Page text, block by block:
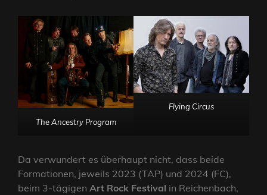
The Ancestry Program
Flying Circus
Da verwundert es überhaupt nicht, dass beide
Formationen, jeweils 2023 (TAP) und 2024 (FC),
beim 3-tägigen Art Rock Festival in Reichenbach,